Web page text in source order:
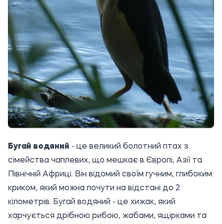
Бугай водяний - це великий болотний птах з
сімейства чаплевих, що мешкає в Європі, Азії та
Північній Африці. Він відомий своїм гучним, глибоким
криком, який можна почути на відстані до 2
кілометрів. Бугай водяний - це хижак, який
харчується дрібною рибою, жабами, ящірками та